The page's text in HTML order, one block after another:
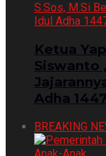
Ketua
Siswanto
Adha
BREAKING